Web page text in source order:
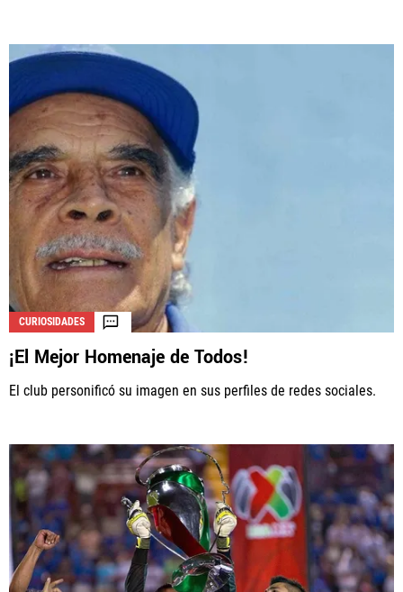
CURIOSIDADES
¡El Mejor Homenaje de Todos!
El club personificó su imagen en sus perfiles de redes sociales.